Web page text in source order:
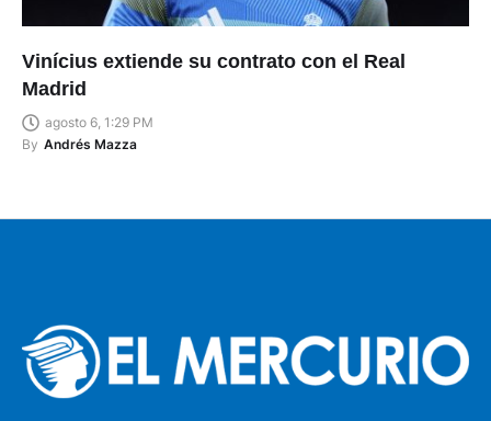
Vinícius extiende su contrato con el Real
Madrid
agosto 6, 1:29 PM
By Andrés Mazza